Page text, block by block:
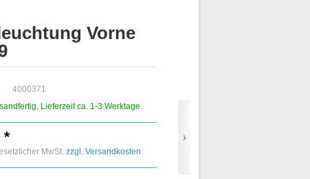
Vorne
4000371
Lieferzeit ca. 1-3 Werktage
*
MwSt. zzgl. Versandkosten